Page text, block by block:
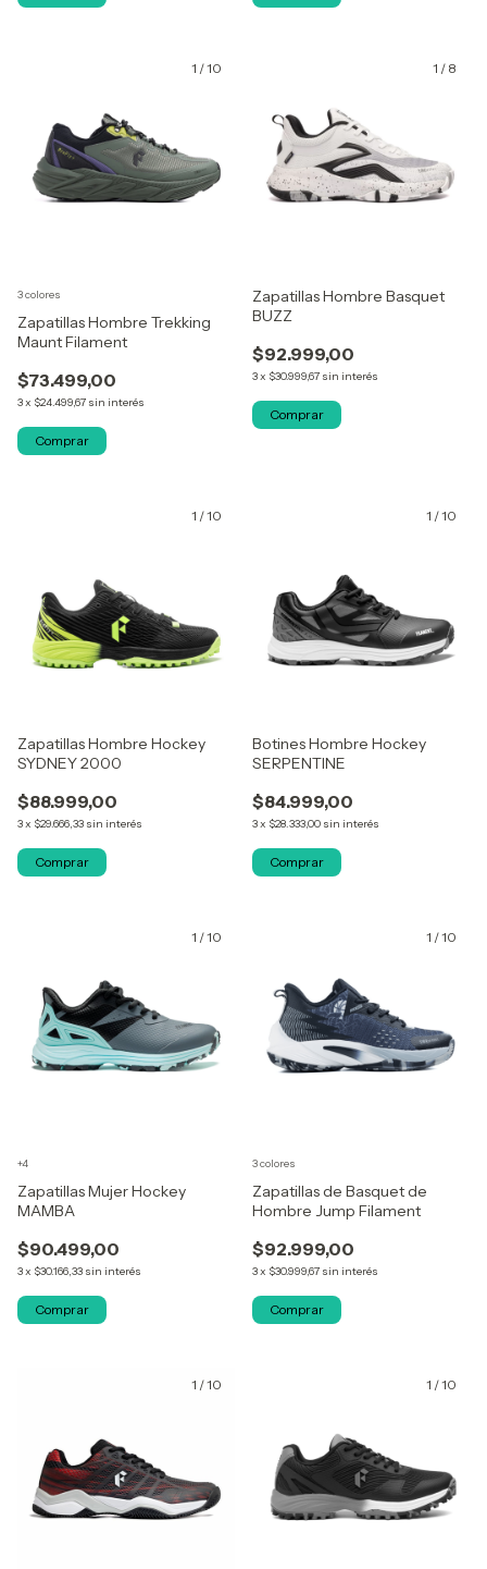
1 /10
Zapatillas Hombre Trekking
Maunt Filament
$73.499,00
3x $24.499,67 sin interés
3 colores
Comprar
1 / 8
Zapatillas Hombre Basquet
BUZZ
$92.999,00
3x $30.999,67 sin interés
Comprar
1 /10
Zapatillas Hombre Hockey
SYDNEY 2000
$88.999,00
3x $29.666,33 sin interés
Comprar
1 /10
Botines Hombre Hockey
SERPENTINE
$84.999,00
3x $28.333,00 sin interés
Comprar
1 /10
Zapatillas Mujer Hockey
MAMBA
$90.499,00
3x $30.166,33 sin interés
+4
Comprar
1 /10
Zapatillas de Basquet de
Hombre Jump Filament
$92.999,00
3x $30.999,67 sin interés
3 colores
Comprar
1 /10 1 /10